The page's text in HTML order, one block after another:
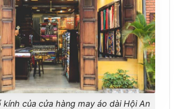
kính của cửa hàng may áo dài Hội An